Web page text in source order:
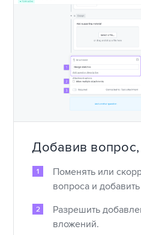
Добавив
Поменять или
вопроса и
Разрешить
вложений.